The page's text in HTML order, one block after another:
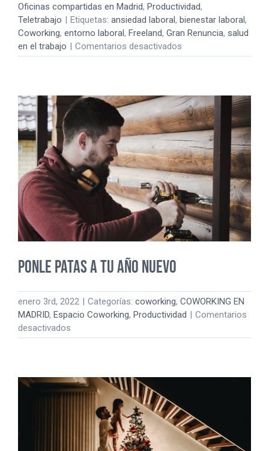
Oficinas compartidas en Madrid, Productividad,
Teletrabajo | Etiquetas: ansiedad laboral, bienestar laboral,
Coworking, entorno laboral, Freeland, Gran Renuncia, salud
en el trabajo | Comentarios desactivados
Cambia
y
mejora
tu
trabajo
Ponle patas a tu año nuevo
enero 3rd, 2022 | Categorías: coworking, COWORKING EN
MADRID, Espacio Coworking, Productividad | Comentarios
desactivados
Ponle
tu
año